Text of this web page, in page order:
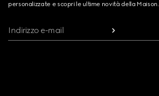
personalizzate e scopri le ultime novità della Maison.
Indirizzo e-mail